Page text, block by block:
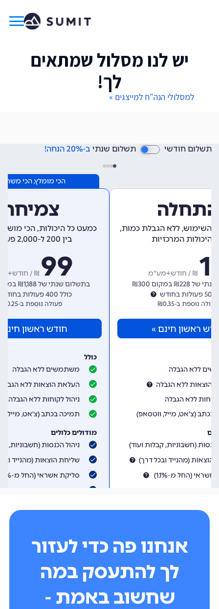
יש לנו מסלול שמתאים
לך!
למסלולי הנה"ח למייצגים »
אנחנו פה כדי לעזור
לך להתעסק במה
שחשוב באמת -